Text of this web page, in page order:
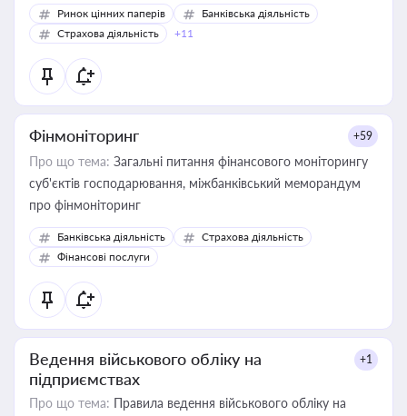
Ринок цінних паперів
Банківська діяльність
Страхова діяльність
+11
Фінмоніторинг +59
Про що тема: Загальні питання фінансового моніторингу
суб'єктів господарювання, міжбанківський меморандум
про фінмоніторинг
Банківська діяльність
Страхова діяльність
Фінансові послуги
Ведення військового обліку на
підприємствах
+1
Про що тема: Правила ведення військового обліку на